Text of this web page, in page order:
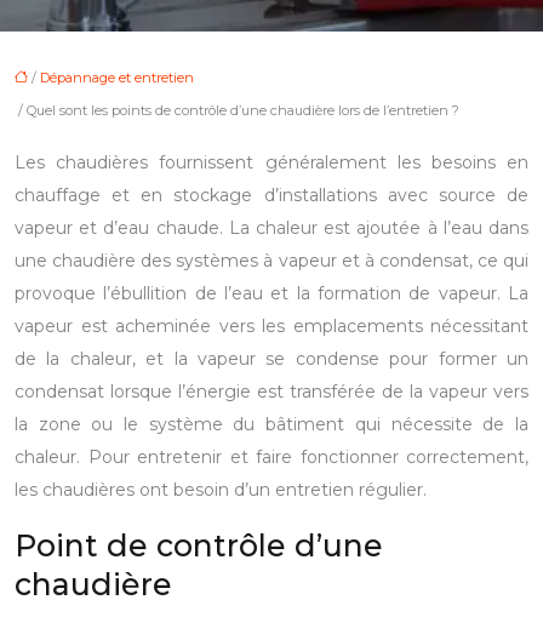
/ Dépannage et entretien
/ Quel sont les points de contrôle d’une chaudière lors de l’entretien ?
Les chaudières fournissent généralement les besoins en
chauffage et en stockage d’installations avec source de
vapeur et d’eau chaude. La chaleur est ajoutée à l’eau dans
une chaudière des systèmes à vapeur et à condensat, ce qui
provoque l’ébullition de l’eau et la formation de vapeur. La
vapeur est acheminée vers les emplacements nécessitant
de la chaleur, et la vapeur se condense pour former un
condensat lorsque l’énergie est transférée de la vapeur vers
la zone ou le système du bâtiment qui nécessite de la
chaleur. Pour entretenir et faire fonctionner correctement,
les chaudières ont besoin d’un entretien régulier.
Point de contrôle d’une
chaudière